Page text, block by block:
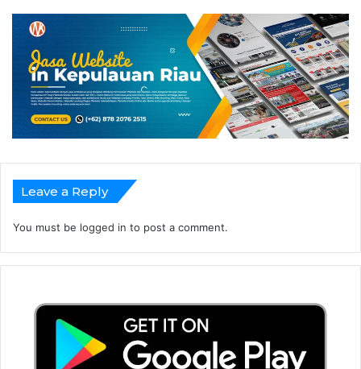
Leave a Reply
You must be logged in to post a comment.